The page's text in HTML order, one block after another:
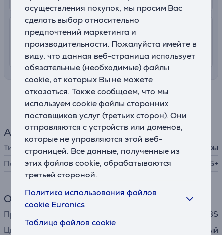
осуществления покупок, мы просим Вас
сделать выбор относительно
предпочтений маркетинга и
производительности. Пожалуйста имейте в
виду, что данная веб-страница использует
обязательные (необходимые) файлы
cookie, от которых Вы не можете
отказаться. Также сообщаем, что мы
используем cookie файлы сторонних
поставщиков услуг (третьих сторон). Они
отправляются с устройств или доменов,
которые не управляются этой веб-
страницей. Все данные, полученные из
этих файлов cookie, обрабатываются
третьей стороной.
Политика использования файлов
cookie Euronics
Таблица файлов cookie
Доставка с заносом на територии
Латвии
11. - 14. августа
Спецификация
Аксессуар для телефона
Тип
стекло для защиты камеры
Подходит для телефонов
Samsung Galaxy S25+
Общий параметр
Производитель
SBS
Цвет
прозрачный